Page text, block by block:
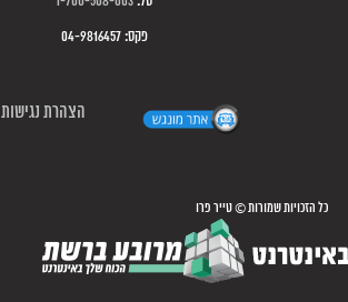
פקס: 04-9816457
הצהרת נגישות
כל הזכויות שמורות © טייר פרו